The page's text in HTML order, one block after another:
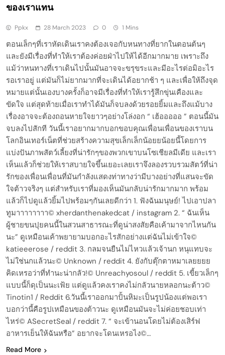
ของเราแทน
Ppkx 28 March 2023 0 1 Mins
ตอนเล็กๆที่เราหัดเดินเราคงต้องเจอกับหนทางที่ยากในตอนต้นๆ
และยังมีเรื่องที่ทำให้เราต้องค่อยฝ่าไปให้ได้อีกมากมาย เพราะถึง
แม้ว่าหนทางที่เราเดินไปนั้นมันอาจจะขรุขระและมีอะไรต่อมิอะไร
รอเราอยู่ แต่มันก็ไม่ยากมากที่จะเดินได้อยากช้า ๆ และเพื่อให้ถึงจุด
หมายแต่นั้นเองบางครั้งก็อาจมีเรื่องที่ทำให้เรารู้สึกขุ่นเคืองและ
ขัดใจ แต่สุดท้ายเมื่อเราทำได้มันก็จบลงด้วยรอยยิ้มและถึงแม้บาง
เรื่องอาจจะต้องถอนหายใจยาวๆอย่างโล่งอก “ เฮ้อออออ ” ตอนนี้มัน
จบลงไปสักที วันนี้เราอยากมากบอกขอบคุณเพื่อนเพื่อนของเราบน
โลกอินเทอร์เน็ตที่ช่วยสร้างความสุขเล็กเล็กน้อยยน้อยนี้โดยการ
แบ่งปันภาพสัตว์เลี้ยงที่น่ารักๆของพวกเขาบนโซเชียลมีเดีย และเรา
เห็นแล้วก็ช่วยให้เราสบายใจขึ้นเยอะเลยเราจึงลองรวบรวมสัตว์ที่น่า
รักของเพื่อนเพื่อนที่มันกำลังแสดงท่าทางว่ามีบางอย่างที่แสนจะขัด
ใจต้าวจริงๆ แต่สำหรับเราที่มองเห็นมันกลับน่ารักมากมาก พร้อม
แล้วก็ไปดูแล้วยิ้มไปพร้อมๆกันเลยดีกว่า 1. ฟังฉันมนุษย์! ไปเอาปลา
ทูมาาาาาาาา© xherdanthenakedcat / instagram 2. “ ฉันเห็น
ผู้ชายขนปุยคนนี้ในสวนสาธารณะที่ดูน่าสงสัยคือเค้ามาจากไหนกัน
นะ” ดูเหมือนเค้าพยายามบอกอะไรสักอย่างแต่ฉันไม่เข้าใจ©
katieeerose / reddit 3. กลมจนยืนไม่ไหวแล้วเจ้านก หนุแทบจะ
ไม่ใช่นกแล้วนะ© Unknown / reddit 4. ยังกับตุ๊กตาหมาเลยยยย
คิดเหรอว่าที่ทำนะน่ากลัว!© Unreachyosoul / reddit 5. เขี้ยวเล็กๆ
แบบนี้ก็ดุเป็นนะเฟ้ย แต่ดูแล้วคงเราคงไม่กลัวนายหลอกนะต้าว©
Tinotin1 / Reddit 6.วันนี้เราออกมาปั้นหิมะเป็นรูปน้องแต่พอเรา
บอกว่านี้คือรูปเหมือนของต้าวนะ ดูเหมือนมันจะไม่ค่อยชอบเท่า
ไหร่© ASecretSeal / reddit 7. “ จะเข้านอนโดยไม่ต้องเสิร์ฟ
อาหารเย็นให้ฉันหรือ” อยากจะโดนเหรอไง©…
Read More